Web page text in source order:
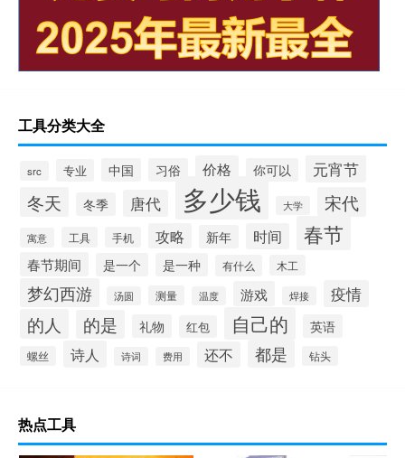
工具分类大全
src 专业 中国 习俗 价格 你可以 元宵节
冬天 冬季 唐代 多少钱 大学 宋代
寓意 工具 手机 攻略 新年 时间 春节
春节期间 是一个 是一种 有什么 木工
梦幻西游 汤圆 测量 温度 游戏 焊接 疫情
的人 的是 礼物 红包 自己的 英语
螺丝 诗人 诗词 费用 还不 都是 钻头
热点工具